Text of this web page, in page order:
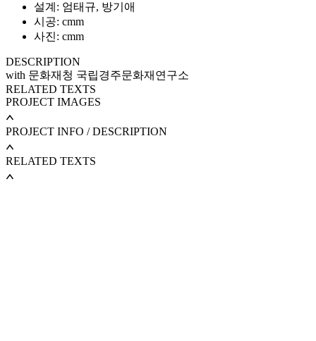
설계: 엄태규, 방기애
시공: cmm
사진: cmm
DESCRIPTION
with 문화재청 국립경주문화재연구소
RELATED TEXTS
PROJECT IMAGES
PROJECT INFO / DESCRIPTION
RELATED TEXTS